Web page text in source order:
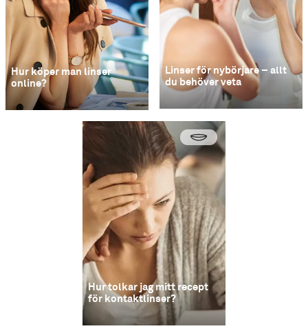
Hur köper man linser
online?
Linser för nybörjare – allt
du behöver veta
Hur tolkar jag mitt recept
för kontaktlinser?